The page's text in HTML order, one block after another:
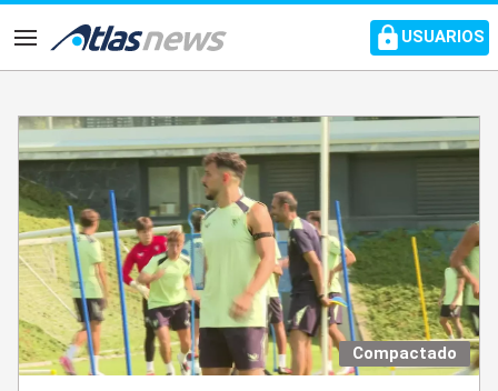
common.go-to-content
Navegación
USUARIOS
Compactado